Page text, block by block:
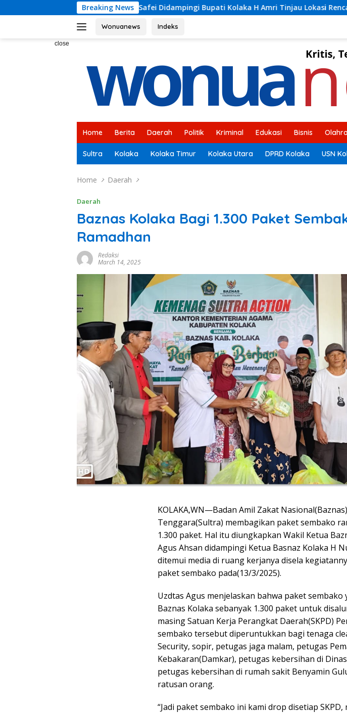
to
Breaking News
Safei Didampingi Bupati Kolaka H Amri Tinjau Lokasi Rencana Pembangunan Irigasi di
Wonuanews Indeks
close
Home Berita Daerah Politik Kriminal Edukasi Bisnis
Sultra Kolaka Kolaka Timur Kolaka Utara DPRD Kolaka USN
Home Daerah
Daerah
Baznas Kolaka Bagi 1.300 Paket
Ramadhan
Redaksi
March 14, 2025
KOLAKA,WN—Badan Amil Zakat
Tenggara(Sultra) membagikan paket sembako
1.300 paket. Hal itu diungkapkan Wakil Ketua
Agus Ahsan didampingi Ketua Basnaz Kolaka H
ditemui media di ruang kerjanya disela
paket sembako pada(13/3/2025).
Uzdtas Agus menjelaskan bahwa paket sembako
Baznas Kolaka sebanyak 1.300 paket untuk
masing Satuan Kerja Perangkat Daerah(SKPD)
sembako tersebut diperuntukkan bagi tenaga
Security, sopir, petugas jaga malam, petugas
Kebakaran(Damkar), petugas kebersihan di
petugas kebersihan di rumah sakit Benyamin
ratusan orang.
“Jadi paket sembako ini kami drop disetiap